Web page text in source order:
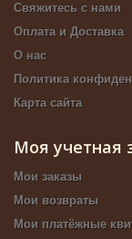
Свяжитесь с нами
Оплата и Доставка
О нас
Политика
Карта сайта
Моя учетная
Мои заказы
Мои возвраты
Мои платёжные